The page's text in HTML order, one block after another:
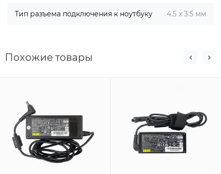
Тип разъема подключения к ноутбуку 4.5 x 3.5 мм
Похожие товары